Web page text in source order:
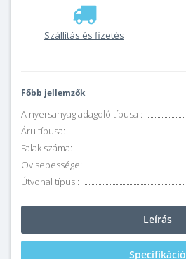
Szállítás és fizetés
Főbb jellemzők
A nyersanyag adagoló típusa :
Áru típusa:
Falak száma:
Öv sebessége:
Útvonal típus :
Leírás
Specifikáció